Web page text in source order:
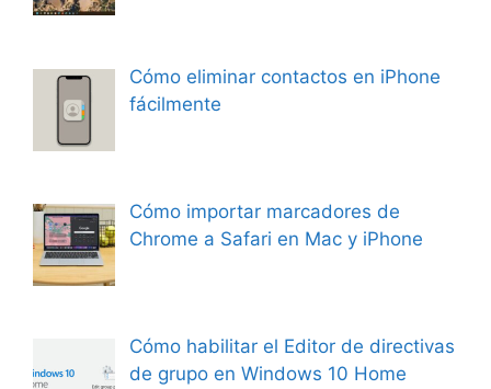
Cómo eliminar contactos en iPhone
fácilmente
Cómo importar marcadores de
Chrome a Safari en Mac y iPhone
Cómo habilitar el Editor de directivas
de grupo en Windows 10 Home